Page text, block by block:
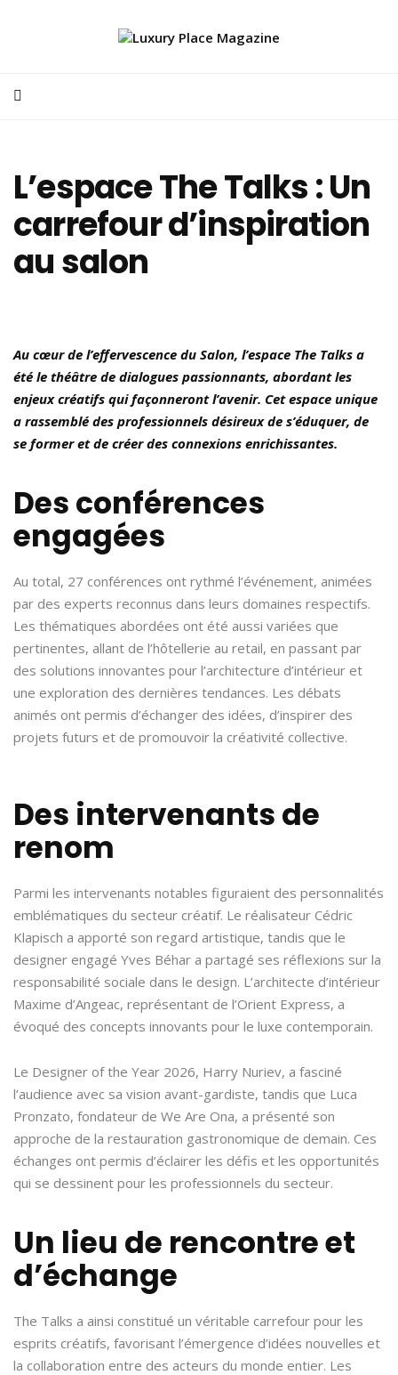
L’espace The Talks : Un
carrefour d’inspiration
au salon
Au cœur de l’effervescence du Salon, l’espace The Talks a
été le théâtre de dialogues passionnants, abordant les
enjeux créatifs qui façonneront l’avenir. Cet espace unique
a rassemblé des professionnels désireux de s’éduquer, de
se former et de créer des connexions enrichissantes.
Des conférences
engagées
Au total, 27 conférences ont rythmé l’événement, animées
par des experts reconnus dans leurs domaines respectifs.
Les thématiques abordées ont été aussi variées que
pertinentes, allant de l’hôtellerie au retail, en passant par
des solutions innovantes pour l’architecture d’intérieur et
une exploration des dernières tendances. Les débats
animés ont permis d’échanger des idées, d’inspirer des
projets futurs et de promouvoir la créativité collective.
Des intervenants de
renom
Parmi les intervenants notables figuraient des personnalités
emblématiques du secteur créatif. Le réalisateur Cédric
Klapisch a apporté son regard artistique, tandis que le
designer engagé Yves Béhar a partagé ses réflexions sur la
responsabilité sociale dans le design. L’architecte d’intérieur
Maxime d’Angeac, représentant de l’Orient Express, a
évoqué des concepts innovants pour le luxe contemporain.
Le Designer of the Year 2026, Harry Nuriev, a fasciné
l’audience avec sa vision avant-gardiste, tandis que Luca
Pronzato, fondateur de We Are Ona, a présenté son
approche de la restauration gastronomique de demain. Ces
échanges ont permis d’éclairer les défis et les opportunités
qui se dessinent pour les professionnels du secteur.
Un lieu de rencontre et
d’échange
The Talks a ainsi constitué un véritable carrefour pour les
esprits créatifs, favorisant l’émergence d’idées nouvelles et
la collaboration entre des acteurs du monde entier. Les